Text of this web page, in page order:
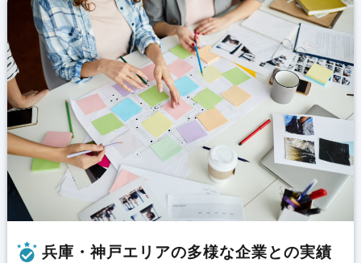
兵庫・神戸エリアの多様な企業との実績